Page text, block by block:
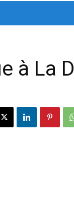
à La